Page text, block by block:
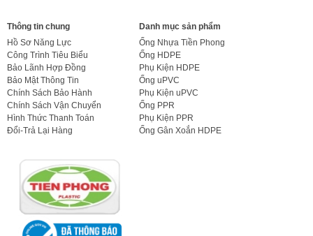
Thông tin chung
Hồ Sơ Năng Lực
Công Trình Tiêu Biểu
Bảo Lãnh Hợp Đồng
Bảo Mật Thông Tin
Chính Sách Bảo Hành
Chính Sách Vận Chuyển
Hình Thức Thanh Toán
Đổi-Trả Lại Hàng
Danh mục sản phẩm
Ống Nhựa Tiền Phong
Ống HDPE
Phụ Kiện HDPE
Ống uPVC
Phụ Kiện uPVC
Ống PPR
Phụ Kiện PPR
Ống Gân Xoắn HDPE